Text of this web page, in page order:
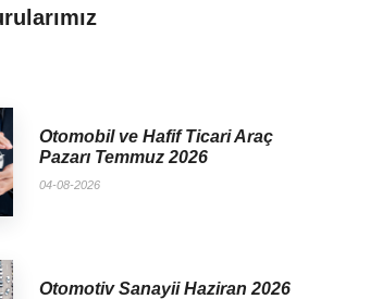
Otomobil ve Hafif Ticari Araç
Pazarı Temmuz 2026
04-08-2026
Otomotiv Sanayii Haziran 2026